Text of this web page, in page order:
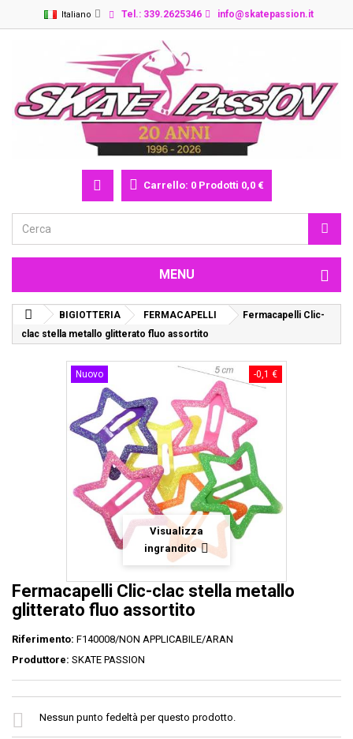
Italiano Tel.: 339.2625346 info@skatepassion.it
Carrello: 0 Prodotti 0,0 €
MENU
BIGIOTTERIA FERMACAPELLI
Fermacapelli Clic-
clac stella metallo glitterato fluo assortito
Nuovo -0,1 €
Visualizza
ingrandito
Fermacapelli Clic-clac stella metallo
glitterato fluo assortito
Riferimento: F140008/NON APPLICABILE/ARAN
Produttore: SKATE PASSION
Nessun punto fedeltà per questo prodotto.